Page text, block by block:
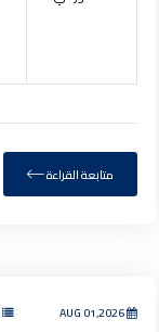
متابعة القراءة
AUG 01,2026